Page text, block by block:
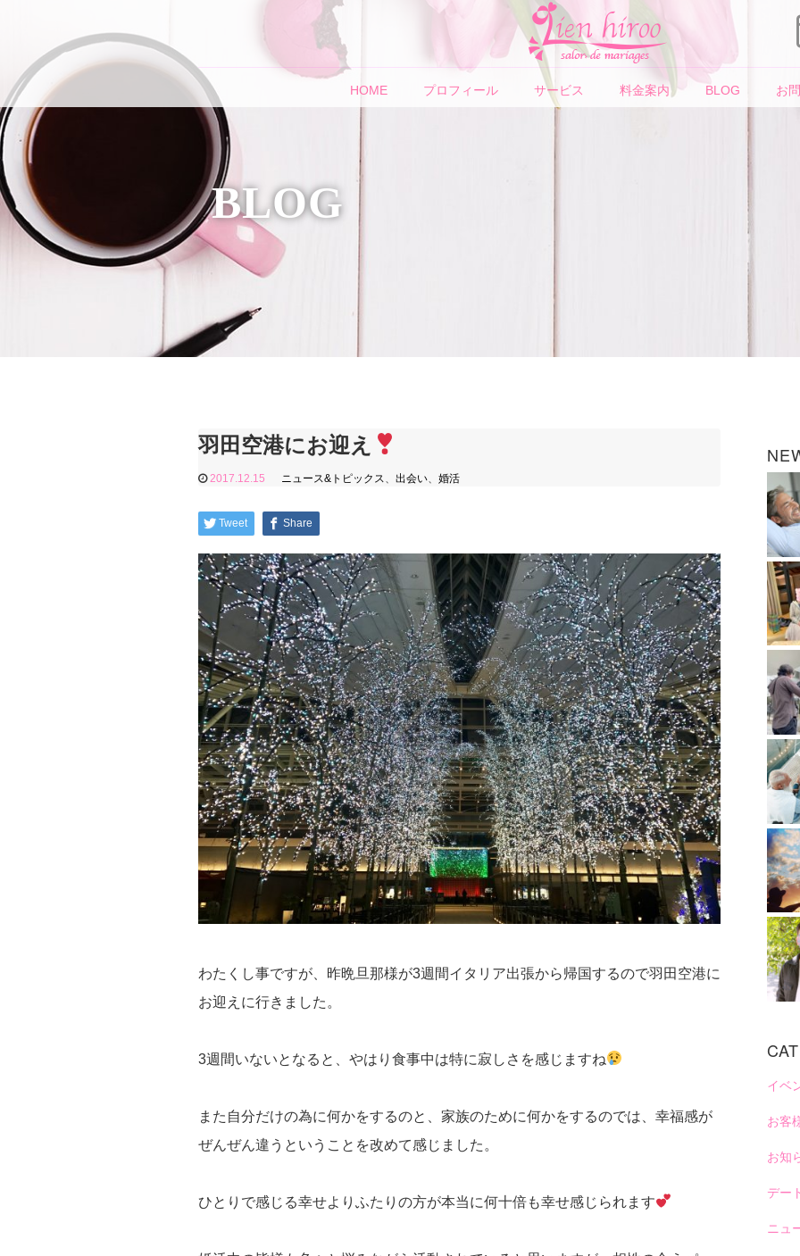
HOME プロフィール サービス 料金案内 BLOG お
BLOG
羽田空港にお迎え
2017.12.15 ニュース&トピックス、 出会い、 婚活
Tweet Share
わたくし事ですが、昨晩旦那様が3週間イタリア出張から帰国するので羽田空港に
お迎えに行きました。
3週間いないとなると、やはり食事中は特に寂しさを感じますね
また自分だけの為に何かをするのと、家族のために何かをするのでは、幸福感が
ぜんぜん違うということを改めて感じました。
ひとりで感じる幸せよりふたりの方が本当に何十倍も幸せ感じられます
イベ
お客
お知
デー
ニュ